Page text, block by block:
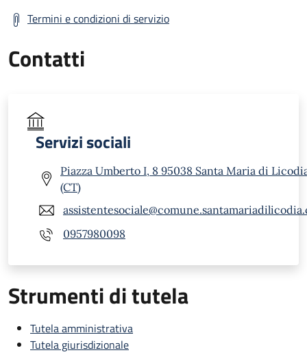
Termini e condizioni di servizio
Contatti
Servizi sociali
Piazza Umberto I, 8 95038 Santa Maria di
(CT)
0957980098
Strumenti di tutela
Tutela amministrativa
Tutela giurisdizionale